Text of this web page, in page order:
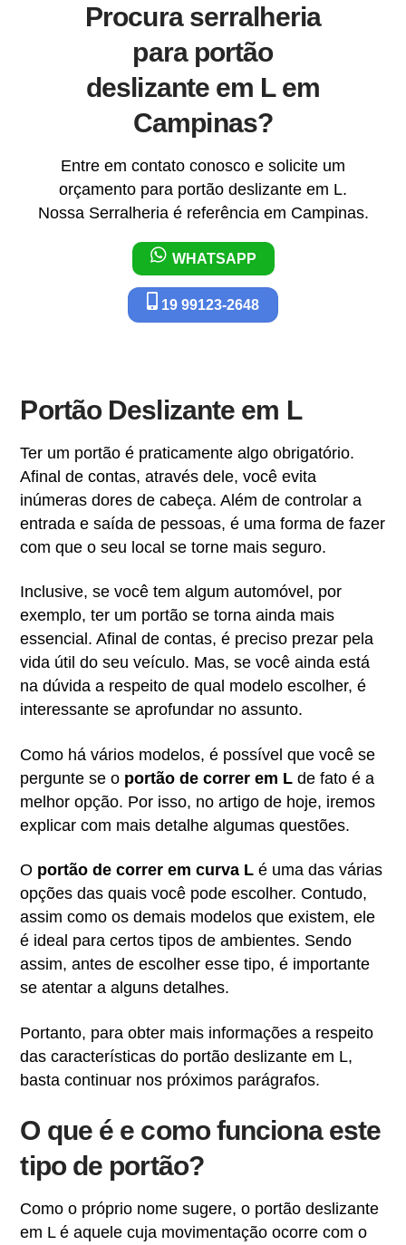
Procura serralheria
para portão
deslizante em L em
Campinas?
Entre em contato conosco e solicite um
orçamento para portão deslizante em L.
Nossa Serralheria é referência em Campinas.
WHATSAPP
19 99123-2648
Portão Deslizante em L
Ter um portão é praticamente algo obrigatório.
Afinal de contas, através dele, você evita
inúmeras dores de cabeça. Além de controlar a
entrada e saída de pessoas, é uma forma de fazer
com que o seu local se torne mais seguro.
Inclusive, se você tem algum automóvel, por
exemplo, ter um portão se torna ainda mais
essencial. Afinal de contas, é preciso prezar pela
vida útil do seu veículo. Mas, se você ainda está
na dúvida a respeito de qual modelo escolher, é
interessante se aprofundar no assunto.
Como há vários modelos, é possível que você se
pergunte se o portão de correr em L de fato é a
melhor opção. Por isso, no artigo de hoje, iremos
explicar com mais detalhe algumas questões.
O portão de correr em curva L é uma das várias
opções das quais você pode escolher. Contudo,
assim como os demais modelos que existem, ele
é ideal para certos tipos de ambientes. Sendo
assim, antes de escolher esse tipo, é importante
se atentar a alguns detalhes.
Portanto, para obter mais informações a respeito
das características do portão deslizante em L,
basta continuar nos próximos parágrafos.
O que é e como funciona este
tipo de portão?
Como o próprio nome sugere, o portão deslizante
em L é aquele cuja movimentação ocorre com o